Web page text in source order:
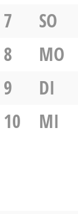
7
SO
8
MO
9
DI
10
MI